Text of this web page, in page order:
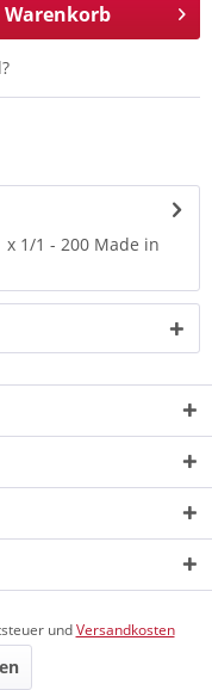
Warenkorb
1/1 - 200 Made in
undVersandkosten